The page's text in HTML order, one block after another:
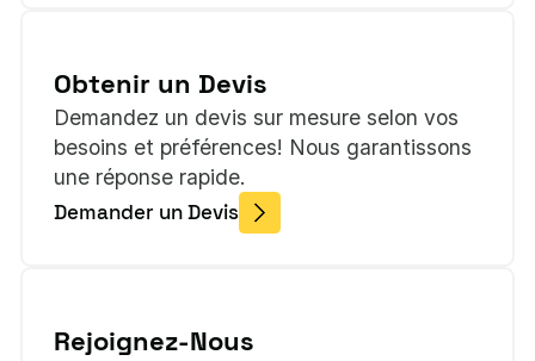
Obtenir un Devis
Demandez un devis sur mesure selon vos
besoins et préférences! Nous garantissons
une réponse rapide.
Demander un Devis
Rejoignez-Nous